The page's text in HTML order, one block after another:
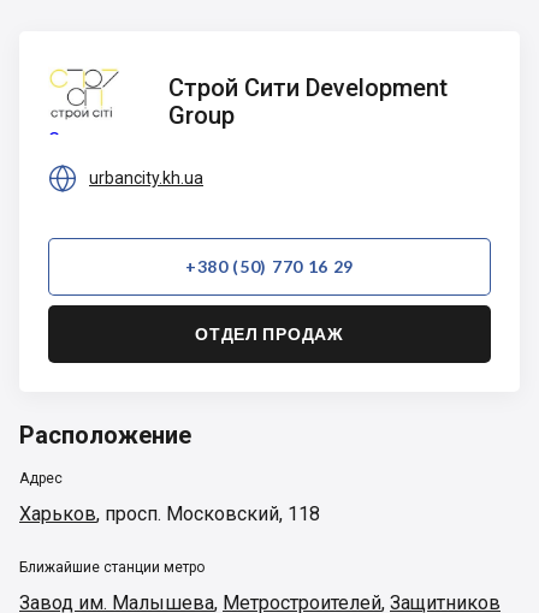
Строй
Сити
Development
Group
Строй Сити Development
Group
 urbancity.kh.ua
+380 (50) 770 16 29
ОТДЕЛ ПРОДАЖ
Расположение
Адрес
Харьков, просп. Московский, 118
Ближайшие станции метро
Завод им. Малышева, Метростроителей, Защитников